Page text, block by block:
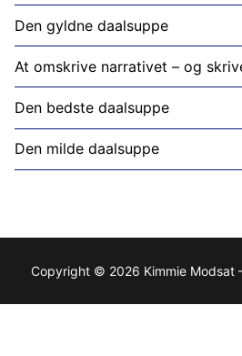
Den gyldne daalsuppe
At omskrive narrativet – og
Den bedste daalsuppe
Den milde daalsuppe
Copyright © 2026 Kimmie Modsat